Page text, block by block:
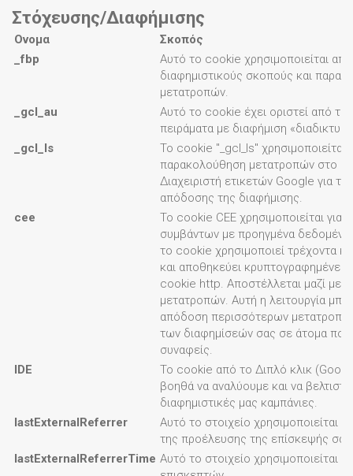
Στόχευσης/Διαφήμισης
Ονομα
Σκοπός
_fbp
Αυτό το cookie χρησιμοποιείται
διαφημιστικούς σκοπούς και
μετατροπών.
_gcl_au
Αυτό το cookie έχει οριστεί από
πειράματα με διαφήμιση
_gcl_ls
Το cookie "_gcl_ls" χρησιμοποιείται
παρακολούθηση μετατροπών στο
Διαχειριστή ετικετών Google για
απόδοσης της διαφήμισης.
cee
Το cookie CEE χρησιμοποιείται για
συμβάντων με προηγμένα δεδομένα
το cookie χρησιμοποιεί τρέχοντα
και αποθηκεύει
cookie http. Αποστέλλεται μαζί με
μετατροπών. Αυτή η λειτουργία
απόδοση περισσότερων
των διαφημίσεών σας σε άτομα που
συναφείς.
IDE
Το cookie από το Διπλό κλικ
βοηθά να αναλύουμε και να
διαφημιστικές μας καμπάνιες.
lastExternalReferrer
Αυτό το στοιχείο χρησιμοποιείται
της προέλευσης της επίσκεψής
lastExternalReferrerTime Αυτό το στοιχείο χρησιμοποιείται